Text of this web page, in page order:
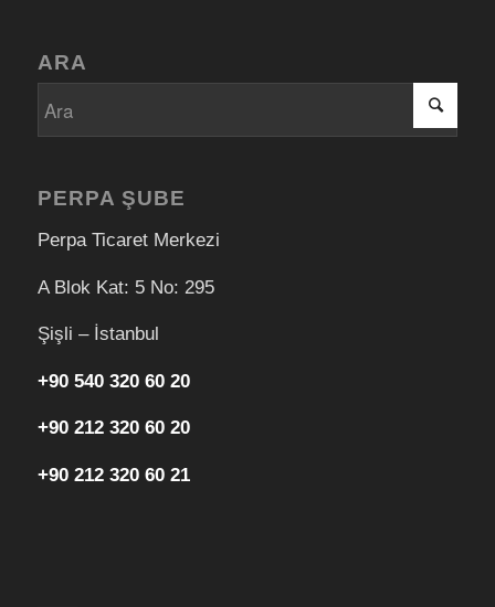
ARA
PERPA ŞUBE
Perpa Ticaret Merkezi
A Blok Kat: 5 No: 295
Şişli – İstanbul
+90 540 320 60 20
+90 212 320 60 20
+90 212 320 60 21